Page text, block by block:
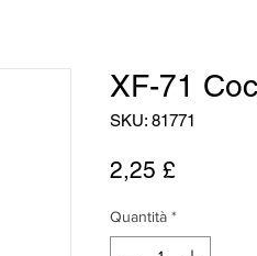
XF-71
SKU: 81771
2,25 £
Quantità *